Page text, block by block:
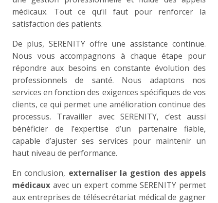
médicaux. Tout ce qu’il faut pour renforcer la
satisfaction des patients.
De plus, SERENITY offre une assistance continue.
Nous vous accompagnons à chaque étape pour
répondre aux besoins en constante évolution des
professionnels de santé. Nous adaptons nos
services en fonction des exigences spécifiques de vos
clients, ce qui permet une amélioration continue des
processus. Travailler avec SERENITY, c’est aussi
bénéficier de l’expertise d’un partenaire fiable,
capable d’ajuster ses services pour maintenir un
haut niveau de performance.
En conclusion, externaliser la gestion des appels
médicaux avec un expert comme SERENITY permet
aux entreprises de télésecrétariat médical de gagner